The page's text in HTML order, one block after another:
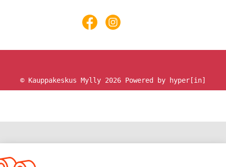
© Kauppakeskus Mylly 2026 Powered by hyper[in]